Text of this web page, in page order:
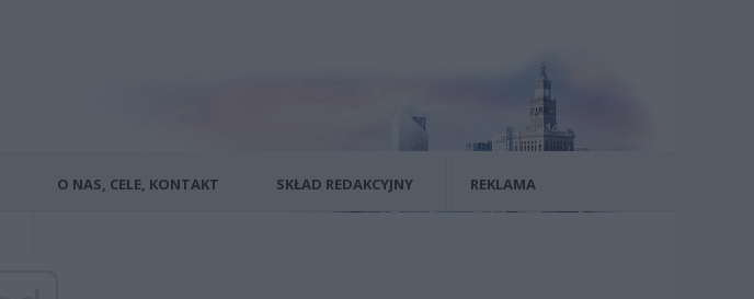
O NAS, CELE, KONTAKT SKŁAD REDAKCYJNY REKLAMA